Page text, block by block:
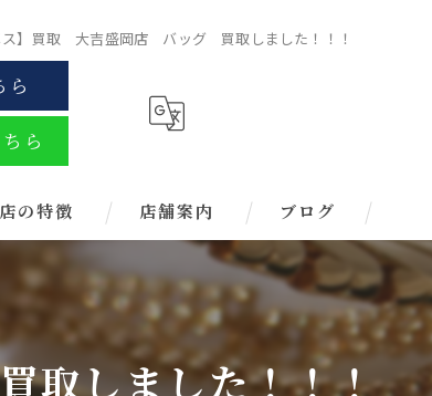
ス】買取 大吉盛岡店 バッグ 買取しました！！！
ら
ら
の特徴
ド
店舗案内 ブログ
しました！！！